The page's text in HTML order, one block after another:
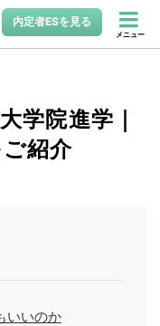
内定者ESを見る
メニュー
学院進学｜
紹介
いいのか